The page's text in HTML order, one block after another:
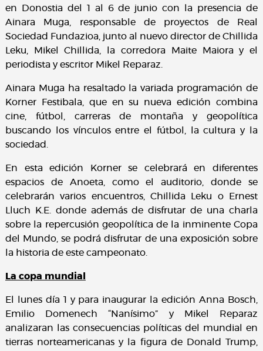
en Donostia del 1 al 6 de junio con la presencia de
Ainara Muga, responsable de proyectos de Real
Sociedad Fundazioa, junto al nuevo director de Chillida
Leku, Mikel Chillida, la corredora Maite Maiora y el
periodista y escritor Mikel Reparaz.
Ainara Muga ha resaltado la variada programación de
Korner Festibala, que en su nueva edición combina
cine, fútbol, carreras de montaña y geopolítica
buscando los vínculos entre el fútbol, la cultura y la
sociedad.
En esta edición Korner se celebrará en diferentes
espacios de Anoeta, como el auditorio, donde se
celebrarán varios encuentros, Chillida Leku o Ernest
Lluch K.E. donde además de disfrutar de una charla
sobre la repercusión geopolítica de la inminente Copa
del Mundo, se podrá disfrutar de una exposición sobre
la historia de este campeonato.
La copa mundial
El lunes día 1 y para inaugurar la edición Anna Bosch,
Emilio Domenech “Nanísimo” y Mikel Reparaz
analizaran las consecuencias políticas del mundial en
tierras norteamericanas y la figura de Donald Trump,